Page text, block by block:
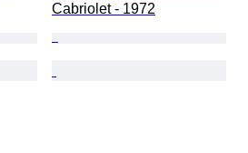
Cabriolet - 1972